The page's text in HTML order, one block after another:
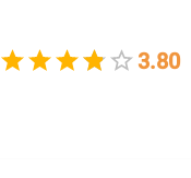
3.80